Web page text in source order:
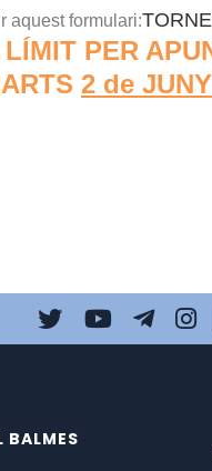
aquest formulari:
PER
2 de
BALMES